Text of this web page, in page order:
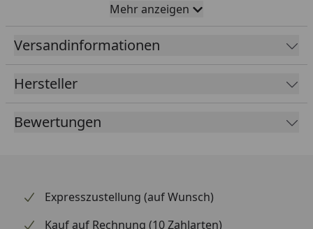
Stärke:10 mm
Mehr anzeigen
Versandinformationen
Hersteller
Bewertungen
Expresszustellung (auf Wunsch)
Kauf auf Rechnung (10 Zahlarten)